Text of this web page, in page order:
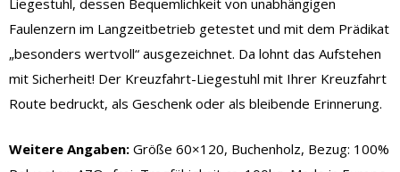
Liegestuhl, dessen Bequemlichkeit von unabhängigen
Faulenzern im Langzeitbetrieb getestet und mit dem Prädikat
„besonders wertvoll“ ausgezeichnet. Da lohnt das Aufstehen
mit Sicherheit! Der Kreuzfahrt-Liegestuhl mit Ihrer Kreuzfahrt
Route bedruckt, als Geschenk oder als bleibende Erinnerung.
Weitere Angaben: Größe 60×120, Buchenholz, Bezug: 100%